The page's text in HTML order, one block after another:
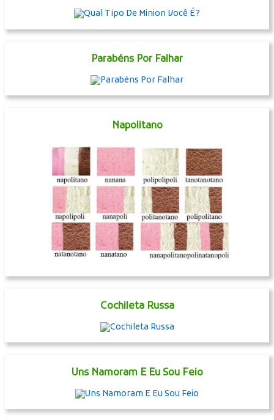
Parabéns Por Falhar
Napolitano
Cochileta Russa
Uns Namoram E Eu Sou Feio